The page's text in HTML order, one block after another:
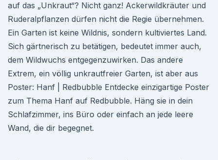
auf das „Unkraut“? Nicht ganz! Ackerwildkräuter und
Ruderalpflan­zen dürfen nicht die Regie übernehmen.
Ein Garten ist keine Wildnis, sondern kul­tiviertes Land.
Sich gärtnerisch zu betätigen, bedeutet immer auch,
dem Wildwuchs entgegenzuwirken. Das andere
Extrem, ein völlig unkrautfreier Garten, ist aber aus
Poster: Hanf | Redbubble Entdecke einzigartige Poster
zum Thema Hanf auf Redbubble. Häng sie in dein
Schlafzimmer, ins Büro oder einfach an jede leere
Wand, die dir begegnet.